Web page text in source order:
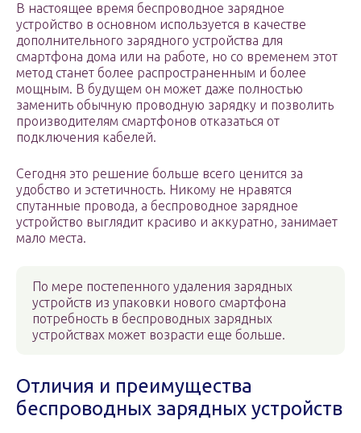
В настоящее время беспроводное зарядное
устройство в основном используется в качестве
дополнительного зарядного устройства для
смартфона дома или на работе, но со временем этот
метод станет более распространенным и более
мощным. В будущем он может даже полностью
заменить обычную проводную зарядку и позволить
производителям смартфонов отказаться от
подключения кабелей.
Сегодня это решение больше всего ценится за
удобство и эстетичность. Никому не нравятся
спутанные провода, а беспроводное зарядное
устройство выглядит красиво и аккуратно, занимает
мало места.
По мере постепенного удаления зарядных
устройств из упаковки нового смартфона
потребность в беспроводных зарядных
устройствах может возрасти еще больше.
Отличия и преимущества
беспроводных зарядных устройств